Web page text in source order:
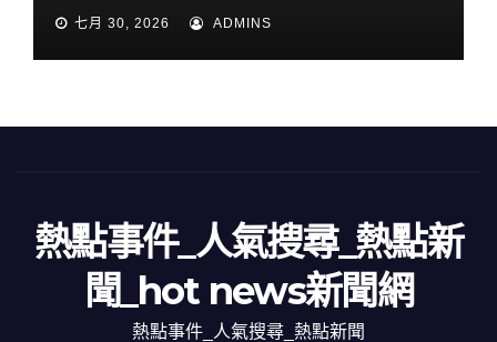
七月 30, 2026 ADMINS
熱點事件_人氣搜尋_熱點新
聞_hot news新聞網
熱點事件_人氣搜尋_熱點新聞